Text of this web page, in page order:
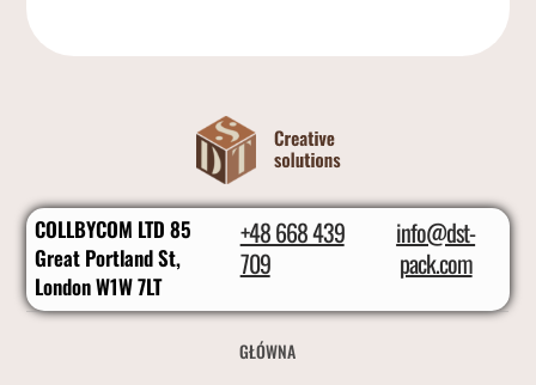
COLLBYCOM LTD 85
Great Portland St,
London W1W 7LT
+48 668 439
709
info@dst-
pack.com
GŁÓWNA